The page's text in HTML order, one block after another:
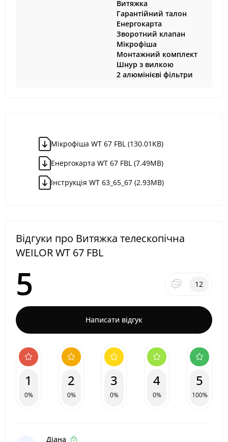
Витяжка
Гарантійний талон
Енергокарта
Зворотний клапан
Мікрофіша
Монтажний комплект
Шнур з вилкою
2 алюмінієві фільтри
Мікрофіша WT 67 FBL (130.01KB)
Енергокарта WT 67 FBL (7.49MB)
Інструкція WT 63_65_67 (2.93MB)
Відгуки про Витяжка телескопічна
WEILOR WT 67 FBL
5 12
Написати відгук
1
0%
2
0%
3
0%
4
0%
5
100%
Діана